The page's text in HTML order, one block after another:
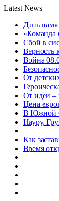
Latest News
Дань
«Команда
Сбой в
Верность
Война
От
От идеи –
Цена
В Южной
Науру,
Как
Время